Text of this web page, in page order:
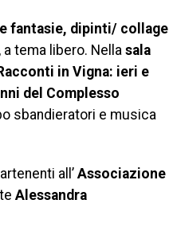
fantasie, dipinti/ collage
, a tema libero. Nella sala
in Vigna: ieri e
del Complesso
sbandieratori e musica
all’ Associazione
Alessandra